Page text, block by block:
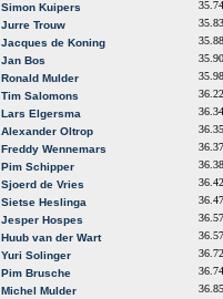
Simon Kuipers
35.74
Jurre Trouw
35.83
Jacques de Koning
35.88
Jan Bos
35.90
Ronald Mulder
35.98
Tim Salomons
36.22
Lars Elgersma
36.34
Alexander Oltrop
36.35
Freddy Wennemars
36.37
Pim Schipper
36.38
Sjoerd de Vries
36.42
Sietse Heslinga
36.47
Jesper Hospes
36.57
Huub van der Wart
36.57
Yuri Solinger
36.72
Pim Brusche
36.74
Michel Mulder
36.85